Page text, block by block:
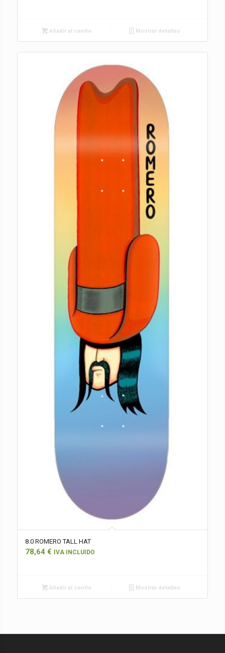
Añadir al carrito Mostrar detalles
8.0 ROMERO TALL HAT
78,64 € IVA INCLUIDO
Añadir al carrito Mostrar detalles